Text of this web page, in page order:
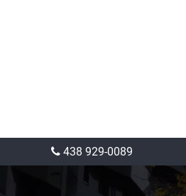
438 929-0089